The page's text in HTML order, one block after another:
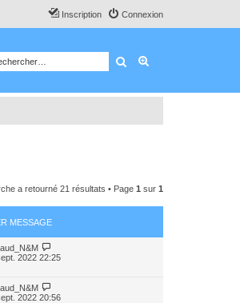
Connexion
Inscription
Rechercher
a retourné 21 résultats • Page 1 sur 1
MESSAGE
2022 22:25
2022 20:56